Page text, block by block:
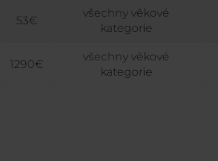
53€
všechny věkové
kategorie
1290€
všechny věkové
kategorie